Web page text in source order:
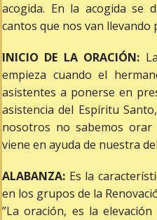
acogida. En la acogida se
cantos que nos van llevando
INICIO DE LA ORACIÓN:
empieza cuando el
asistentes a ponerse en
asistencia del Espíritu
nosotros no sabemos
viene en ayuda de nuestra
ALABANZA: Es la
en los grupos de la
”La oración, es la